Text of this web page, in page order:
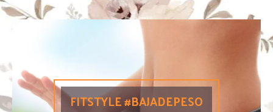
FITSTYLE #BAJADEPESO